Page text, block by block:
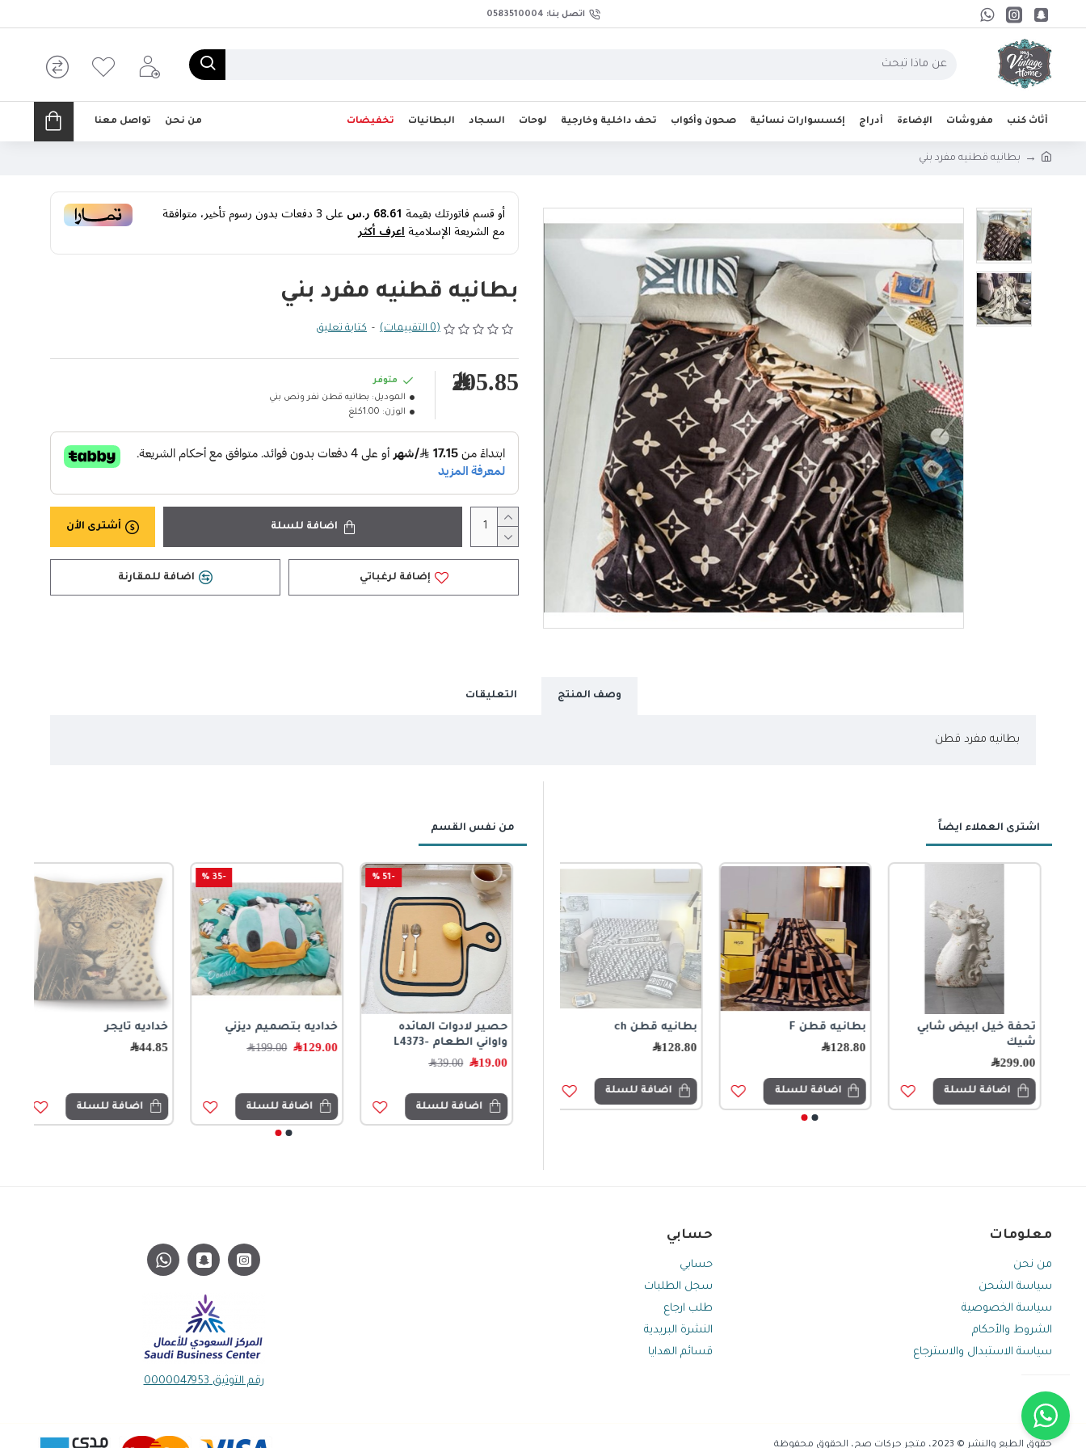
اتصل بنا: 0583510004
أثاث كنب مفروشات الإضاءة أدراج إكسسوارات نسائية صحون وأكواب تحف داخلية وخارجية لوحات السجاد البطانيات تخفيضات من نحن تواصل معنا
بطانيه قطنيه مفرد بني
أو قسم فاتورتك بقيمة 68.61 ر.س على3دفعات بدون رسوم تأخير، متوافقة
مع الشريعة الإسلاميةاعرف أكثر
بطانيه قطنيه مفرد بني
(0 التقييمات) - كتابة تعليق
205.85﷼
متوفر
الموديل: بطانيه قطن نفر ونص بني
الوزن: 1.00كلغ
اضافة للسلة أشترى الأن
إضافة لرغباتي اضافة للمقارنة
وصف المنتج التعليقات
بطانيه مفرد قطن
اشترى العملاء ايضاً
تحفة خيل ابيض شابي
شيك
299.00﷼
اضافة للسلة
بطانيه قطن F
128.80﷼
اضافة للسلة
بطانيه قطن ch
128.80﷼
اضافة للسلة
من نفس القسم
غطاء مخده بخطوط
هندسيه
29.00﷼
اضافة للسلة
بطانيه قطنيه مفرد F
205.85﷼
اضافة للسلة
بطانيه للاطفال بتصميم
ديزني الكرتون ميكي ماوس
59.00﷼ 129.00﷼
اضافة للسلة
-51 %
حصير لادوات المائده
واواني الطعام -L4373
19.00﷼ 39.00﷼
اضافة للسلة
خداديه بتصميم ديزني
129.00﷼ 199.00﷼
اضافة للسلة
خداديه تايجر
44.85﷼
اضافة للسلة
معلومات
من نحن
سياسة الشحن
سياسة الخصوصية
الشروط والأحكام
سياسة الاستبدال والاسترجاع
حسابي
حسابي
سجل الطلبات
طلب ارجاع
النشرة البريدية
قسائم الهدايا
رقم التوثيق 0000047953
حقوق الطبع والنشر © 2023، متجر حركات صح، الحقوق محفوظة